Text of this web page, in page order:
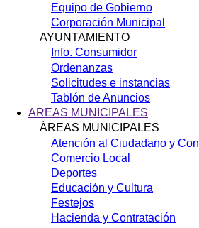
Equipo de Gobierno
Corporación Municipal
AYUNTAMIENTO
Info. Consumidor
Ordenanzas
Solicitudes e instancias
Tablón de Anuncios
AREAS MUNICIPALES
ÁREAS MUNICIPALES
Atención al Ciudadano y
Comercio Local
Deportes
Educación y Cultura
Festejos
Hacienda y Contratación